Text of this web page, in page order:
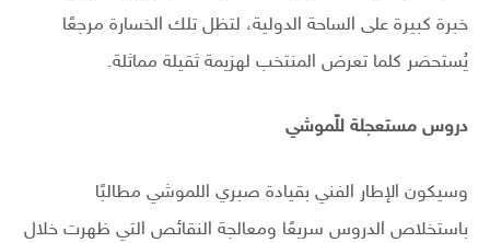
خبرة كبيرة على الساحة الدولية، لتظل تلك الخسارة مرجعًا
يُستحضر كلما تعرض المنتخب لهزيمة ثقيلة مماثلة.
دروس مستعجلة للّموشي
وسيكون الإطار الفني بقيادة صبري اللموشي مطالبًا
باستخلاص الدروس سريعًا ومعالجة النقائص التي ظهرت خلال